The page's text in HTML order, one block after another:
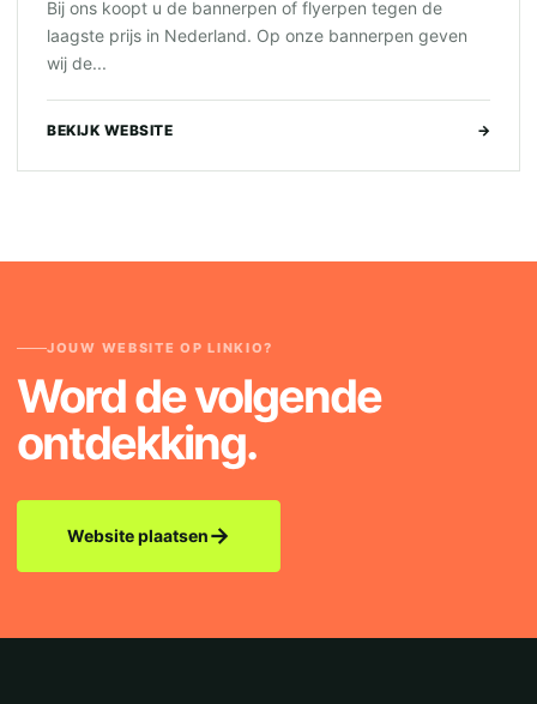
Bij ons koopt u de bannerpen of flyerpen tegen de
laagste prijs in Nederland. Op onze bannerpen geven
wij de...
BEKIJK WEBSITE →
JOUW WEBSITE OP LINKIO?
Word de volgende
ontdekking.
Website plaatsen→